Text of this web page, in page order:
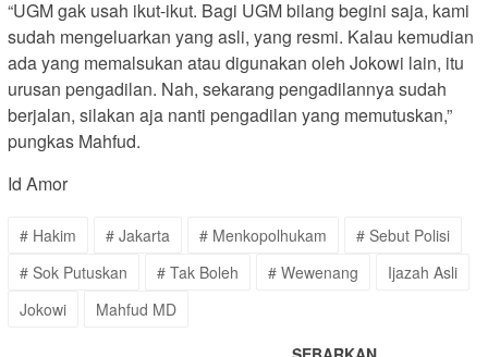
“UGM gak usah ikut-ikut. Bagi UGM bilang begini saja, kami
sudah mengeluarkan yang asli, yang resmi. Kalau kemudian
ada yang memalsukan atau digunakan oleh Jokowi lain, itu
urusan pengadilan. Nah, sekarang pengadilannya sudah
berjalan, silakan aja nanti pengadilan yang memutuskan,”
pungkas Mahfud.
Id Amor
# Hakim # Jakarta # Menkopolhukam
# Sebut Polisi
# Sok Putuskan
# Tak Boleh # Wewenang
Ijazah Asli
Jokowi
Mahfud MD